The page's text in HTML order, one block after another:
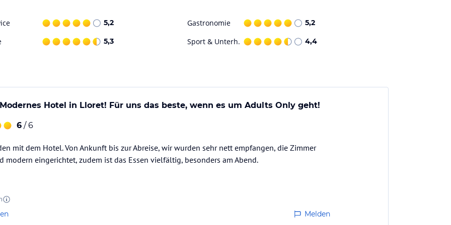
Cappuccino, Säfte, eisgekühlte Getränke,
und einen Entspannungsbereich mit
Schwimmen und Wasseraktivitäten.
Alle Angaben ohne
die verbindlichen
5,2 Gastronomie 5,2
5,3 Sport & Unterh. 4,4
Hotel in Lloret! Für uns das beste, wenn es um Adults Only geht!
6 / 6
mit dem Hotel. Von Ankunft bis zur Abreise, wir wurden sehr nett empfangen, die Zimmer
modern eingerichtet, zudem ist das Essen vielfältig, besonders am Abend.
Melden